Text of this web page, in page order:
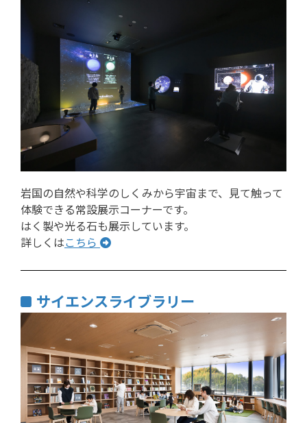
岩国の自然や科学のしくみから宇宙まで、見て触って
体験できる常設展示コーナーです。
はく製や光る石も展示しています。
詳しくはこちら
サイエンスライブラリー